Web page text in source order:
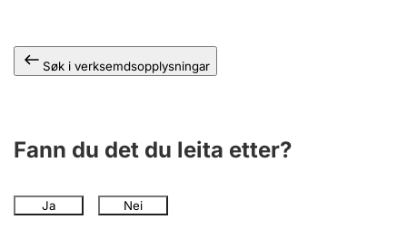
Søk i verksemdsopplysningar
Fann du det du leita etter?
Ja Nei